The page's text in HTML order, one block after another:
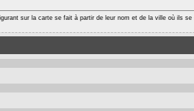
sur la carte se fait à partir de leur nom et de la ville où ils